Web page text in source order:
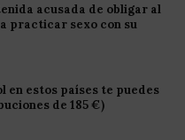
acusada de obligar al
practicar sexo con su
en estos países te puedes
de 185 €)